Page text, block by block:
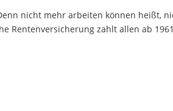
nicht mehr arbeiten können heißt,
Rentenversicherung zahlt allen ab